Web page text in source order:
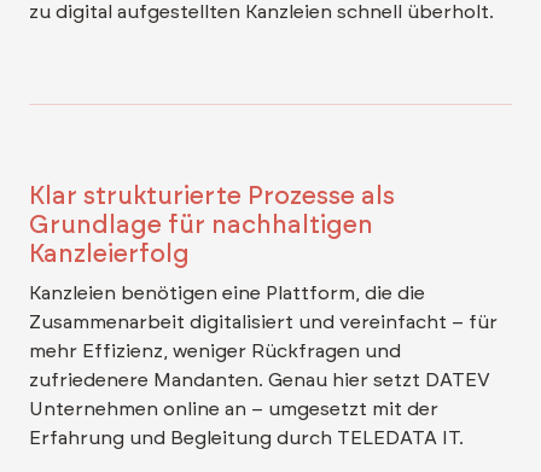
zu digital aufgestellten Kanzleien schnell überholt.
Klar strukturierte Prozesse als
Grundlage für nachhaltigen
Kanzleierfolg
Kanzleien benötigen eine Plattform, die die
Zusammenarbeit digitalisiert und vereinfacht – für
mehr Effizienz, weniger Rückfragen und
zufriedenere Mandanten. Genau hier setzt DATEV
Unternehmen online an – umgesetzt mit der
Erfahrung und Begleitung durch TELEDATA IT.